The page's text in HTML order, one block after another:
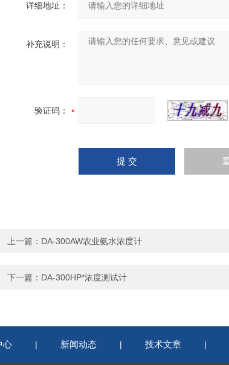
详细地址：
补充说明：
验证码：
上一篇： DA-300AW农业氨水浓度计
下一篇： DA-300HP*浓度测试计
心 | 新闻动态 | 技术文章 |